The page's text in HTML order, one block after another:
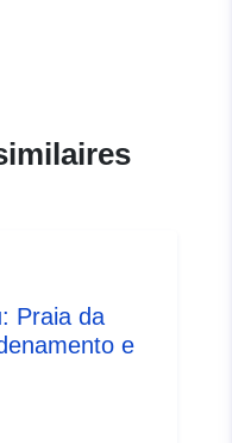
Praia da
e